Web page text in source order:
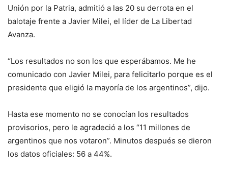
Unión por la Patria, admitió a las 20 su derrota en el
balotaje frente a Javier Milei, el líder de La Libertad
Avanza.
“Los resultados no son los que esperábamos. Me he
comunicado con Javier Milei, para felicitarlo porque es el
presidente que eligió la mayoría de los argentinos”, dijo.
Hasta ese momento no se conocían los resultados
provisorios, pero le agradeció a los “11 millones de
argentinos que nos votaron”. Minutos después se dieron
los datos oficiales: 56 a 44%.